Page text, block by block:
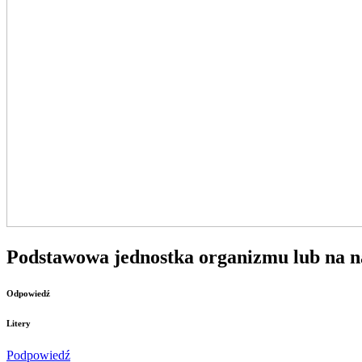
Podstawowa jednostka organizmu lub na
Odpowiedź
Litery
Podpowiedź